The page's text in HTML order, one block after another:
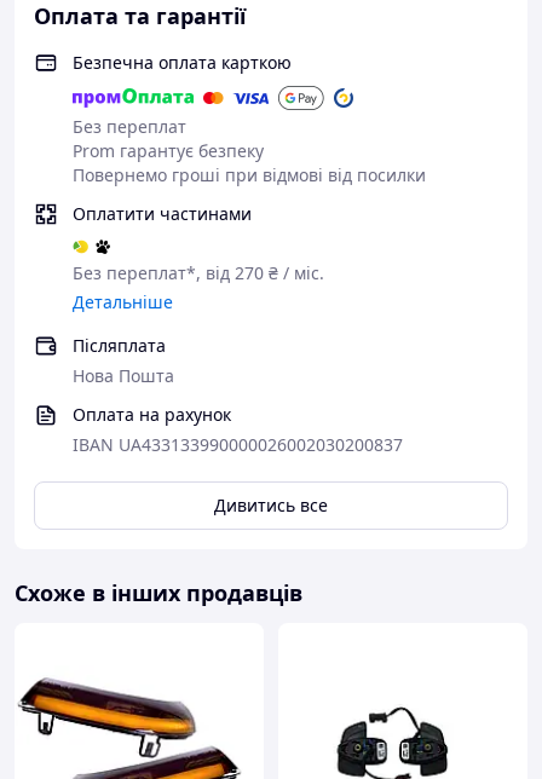
Оплата та гарантії
Безпечна оплата карткою
Без переплат
Prom гарантує безпеку
Повернемо гроші при відмові від посилки
Оплатити частинами
Без переплат*, від 270 ₴ / міс.
Детальніше
Післяплата
Нова Пошта
Оплата на рахунок
IBAN UA433133990000026002030200837
Дивитись все
Схоже в інших продавців